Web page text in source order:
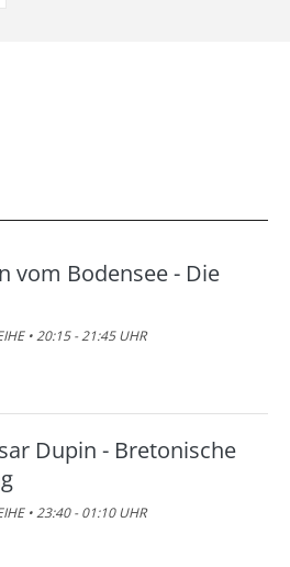
vom Bodensee - Die
• 20:15 - 21:45 UHR
Dupin - Bretonische
• 23:40 - 01:10 UHR